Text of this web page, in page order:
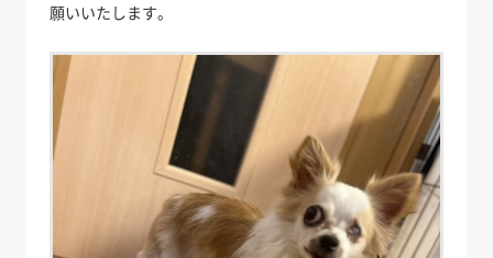
願いいたします。